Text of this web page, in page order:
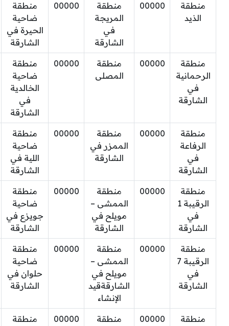
منطقة
الذيد
00000
منطقة
المريجة
في
الشارقة
00000
منطقة
ضاحية
الحيرة في
الشارقة
منطقة
الرحمانية
في
الشارقة
00000
منطقة
المصلى
00000
منطقة
ضاحية
الخالدية
في
الشارقة
منطقة
الرفاعة
في
الشارقة
00000
منطقة
الممزر في
الشارقة
00000
منطقة
ضاحية
اللية في
الشارقة
منطقة
الرقيبة 1
في
الشارقة
00000
منطقة
الممشى –
مويلح في
الشارقة
00000
منطقة
ضاحية
جويزع في
الشارقة
منطقة
الرقيبة 7
في
الشارقة
00000
منطقة
الممشى –
مويلح في
الشارقةقيد
الإنشاء
00000
منطقة
ضاحية
حلوان في
الشارقة
منطقة 00000 منطقة 00000 منطقة